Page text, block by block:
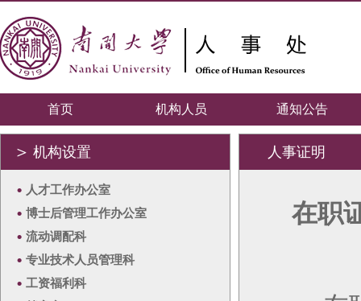
首页 机构人员 通知公告
＞ 机构设置
• 人才工作办公室
• 博士后管理工作办公室
• 流动调配科
• 专业技术人员管理科
• 工资福利科
人事证明
在职